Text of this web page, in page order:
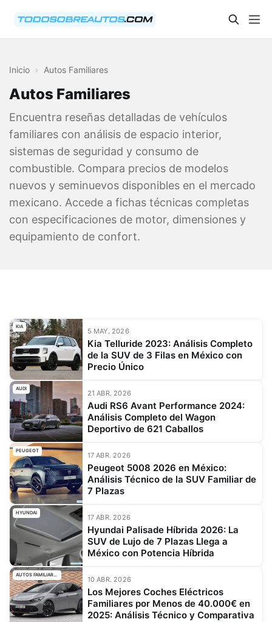
Inicio › Autos Familiares
Autos Familiares
Encuentra reseñas detalladas de vehículos
familiares con análisis de espacio interior,
sistemas de seguridad y consumo de
combustible. Compara precios de modelos
nuevos y seminuevos disponibles en el mercado
mexicano. Accede a fichas técnicas completas
con especificaciones de motor, dimensiones y
equipamiento de confort.
KIA
5 MAY. 2026
Kia Telluride 2023: Análisis Completo
de la SUV de 3 Filas en México con
Precio Único
AUDI
21 ABR. 2026
Audi RS6 Avant Performance 2024:
Análisis Completo del Wagon
Deportivo de 621 Caballos
PEUGEOT
17 ABR. 2026
Peugeot 5008 2026 en México:
Análisis Técnico de la SUV Familiar de
7 Plazas
HYUNDAI
17 ABR. 2026
Hyundai Palisade Híbrida 2026: La
SUV de Lujo de 7 Plazas Llega a
México con Potencia Híbrida
AUTOS FAMILIARES
10 ABR. 2026
Los Mejores Coches Eléctricos
Familiares por Menos de 40.000€ en
2025: Análisis Técnico y Comparativa